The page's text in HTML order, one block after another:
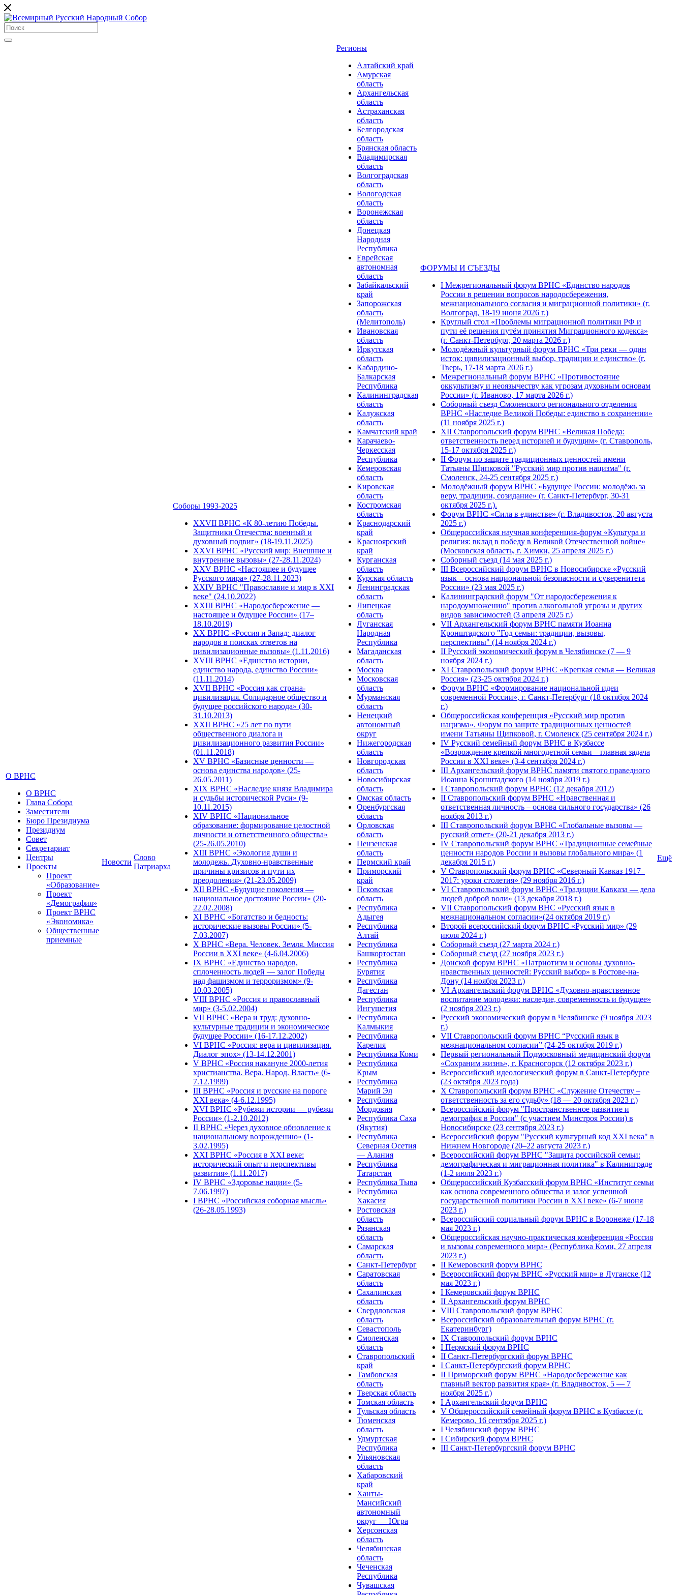
О ВРНС
О ВРНС
Глава Собора
Заместители
Бюро Президиума
Президиум
Совет
Секретариат
Центры
Проекты
Проект
«Образование»
Проект
«Демография»
Проект ВРНС
«Экономика»
Общественные
приемные
Новости
Слово
Патриарха
Соборы 1993-2025
ХХVII ВРНС «К 80-летию Победы.
Защитники Отечества: военный и
духовный подвиг» (18-19.11.2025)
XXVI ВРНС «Русский мир: Внешние и
внутренние вызовы» (27-28.11.2024)
XXV ВРНС «Настоящее и будущее
Русского мира» (27-28.11.2023)
XXIV ВРНС "Православие и мир в XXI
веке" (24.10.2022)
XXIII ВРНС «Народосбережение —
настоящее и будущее России» (17–
18.10.2019)
XX ВРНС «Россия и Запад: диалог
народов в поисках ответов на
цивилизационные вызовы» (1.11.2016)
XVIII ВРНС «Единство истории,
единство народа, единство России»
(11.11.2014)
XVII ВРНС «Россия как страна-
цивилизация. Солидарное общество и
будущее российского народа» (30-
31.10.2013)
XXII ВРНС «25 лет по пути
общественного диалога и
цивилизационного развития России»
(01.11.2018)
XV ВРНС «Базисные ценности —
основа единства народов» (25-
26.05.2011)
XIX ВРНС «Наследие князя Владимира
и судьбы исторической Руси» (9-
10.11.2015)
XIV ВРНС «Национальное
образование: формирование целостной
личности и ответственного общества»
(25-26.05.2010)
XIII ВРНС «Экология души и
молодежь. Духовно-нравственные
причины кризисов и пути их
преодоления» (21-23.05.2009)
XII ВРНС «Будущие поколения —
национальное достояние России» (20-
22.02.2008)
XI ВРНС «Богатство и бедность:
исторические вызовы России» (5-
7.03.2007)
X ВРНС «Вера. Человек. Земля. Миссия
России в XXI веке» (4-6.04.2006)
IX ВРНС «Единство народов,
сплоченность людей — залог Победы
над фашизмом и терроризмом» (9-
10.03.2005)
VIII ВРНС «Россия и православный
мир» (3-5.02.2004)
VII ВРНС «Вера и труд: духовно-
культурные традиции и экономическое
будущее России» (16-17.12.2002)
VI ВРНС «Россия: вера и цивилизация.
Диалог эпох» (13-14.12.2001)
V ВРНС «Россия накануне 2000-летия
христианства. Вера. Народ. Власть» (6-
7.12.1999)
III ВРНС «Россия и русские на пороге
XXI века» (4-6.12.1995)
XVI ВРНС «Рубежи истории — рубежи
России» (1-2.10.2012)
II ВРНС «Через духовное обновление к
национальному возрождению» (1-
3.02.1995)
XХI ВРНС «Россия в XXI веке:
исторический опыт и перспективы
развития» (1.11.2017)
IV ВРНС «Здоровье нации» (5-
7.06.1997)
I ВРНС «Российская соборная мысль»
(26-28.05.1993)
Регионы
Алтайский край
Амурская
область
Архангельская
область
Астраханская
область
Белгородская
область
Брянская область
Владимирская
область
Волгоградская
область
Вологодская
область
Воронежская
область
Донецкая
Народная
Республика
Еврейская
автономная
область
Забайкальский
край
Запорожская
область
(Мелитополь)
Ивановская
область
Иркутская
область
Кабардино-
Балкарская
Республика
Калининградская
область
Калужская
область
Камчатский край
Карачаево-
Черкесская
Республика
Кемеровская
область
Кировская
область
Костромская
область
Краснодарский
край
Красноярский
край
Курганская
область
Курская область
Ленинградская
область
Липецкая
область
Луганская
Народная
Республика
Магаданская
область
Москва
Московская
область
Мурманская
область
Ненецкий
автономный
округ
Нижегородская
область
Новгородская
область
Новосибирская
область
Омская область
Оренбургская
область
Орловская
область
Пензенская
область
Пермский край
Приморский
край
Псковская
область
Республика
Адыгея
Республика
Алтай
Республика
Башкортостан
Республика
Бурятия
Республика
Дагестан
Республика
Ингушетия
Республика
Калмыкия
Республика
Карелия
Республика Коми
Республика
Крым
Республика
Марий Эл
Республика
Мордовия
Республика Саха
(Якутия)
Республика
Северная Осетия
— Алания
Республика
Татарстан
Республика Тыва
Республика
Хакасия
Ростовская
область
Рязанская
область
Самарская
область
Санкт-Петербург
Саратовская
область
Сахалинская
область
Свердловская
область
Севастополь
Смоленская
область
Ставропольский
край
Тамбовская
область
Тверская область
Томская область
Тульская область
Тюменская
область
Удмуртская
Республика
Ульяновская
область
Хабаровский
край
Ханты-
Мансийский
автономный
округ — Югра
Херсонская
область
Челябинская
область
Чеченская
Республика
Чувашская
ФОРУМЫ И СЪЕЗДЫ
I Межрегиональный форум ВРНС «Единство народов
России в решении вопросов народосбережения,
межнационального согласия и миграционной политики» (г.
Волгоград, 18-19 июня 2026 г.)
Круглый стол «Проблемы миграционной политики РФ и
пути её решения путём принятия Миграционного кодекса»
(г. Санкт-Петербург, 20 марта 2026 г.)
Молодёжный культурный форум ВРНС «Три реки — один
исток: цивилизационный выбор, традиции и единство» (г.
Тверь, 17-18 марта 2026 г.)
Межрегиональный форум ВРНС «Противостояние
оккультизму и неоязычеству как угрозам духовным основам
России» (г. Иваново, 17 марта 2026 г.)
Соборный съезд Смоленского регионального отделения
ВРНС «Наследие Великой Победы: единство в сохранении»
(11 ноября 2025 г.)
XII Ставропольский форум ВРНС «Великая Победа:
ответственность перед историей и будущим» (г. Ставрополь,
15-17 октября 2025 г.)
II Форум по защите традиционных ценностей имени
Татьяны Щипковой "Русский мир против нацизма" (г.
Смоленск, 24-25 сентября 2025 г.)
Молодёжный форум ВРНС «Будущее России: молодёжь за
веру, традиции, созидание» (г. Санкт-Петербург, 30-31
октября 2025 г.).
Форум ВРНС «Сила в единстве» (г. Владивосток, 20 августа
2025 г.)
Общероссийская научная конференция-форум «Культура и
религия: вклад в победу в Великой Отечественной войне»
(Московская область, г. Химки, 25 апреля 2025 г.)
Соборный съезд (14 мая 2025 г.)
III Всероссийский форум ВРНС в Новосибирске «Русский
язык – основа национальной безопасности и суверенитета
России» (23 мая 2025 г.)
Калининградский форум "От народосбережения к
народоумножению" против алкогольной угрозы и других
видов зависимостей (3 апреля 2025 г.)
VII Архангельский форум ВРНС памяти Иоанна
Кронштадского "Год семьи: традиции, вызовы,
перспективы" (14 ноября 2024 г.)
II Русский экономический форум в Челябинске (7 — 9
ноября 2024 г.)
ХI Ставропольский форум ВРНС «Крепкая семья — Великая
Россия» (23-25 октября 2024 г.)
Форум ВРНС «Формирование национальной идеи
современной России», г. Санкт-Петербург (18 октября 2024
г.)
Общероссийская конференция «Русский мир против
нацизма». Форум по защите традиционных ценностей
имени Татьяны Щипковой, г. Смоленск (25 сентября 2024 г.)
IV Русский семейный форум ВРНС в Кузбассе
«Возрождение крепкой многодетной семьи – главная задача
России в XXI веке» (3-4 сентября 2024 г.)
III Архангельский форум ВРНС памяти святого праведного
Иоанна Кронштадского (14 ноября 2019 г.)
I Ставропольский форум ВРНС (12 декабря 2012)
II Ставропольский форум ВРНС «Нравственная и
ответственная личность – основа сильного государства» (26
ноября 2013 г.)
III Ставропольский форум ВРНС «Глобальные вызовы —
русский ответ» (20-21 декабря 2013 г.)
IV Ставропольский форум ВРНС «Традиционные семейные
ценности народов России и вызовы глобального мира» (1
декабря 2015 г.)
V Ставропольский форум ВРНС «Северный Кавказ 1917–
2017: уроки столетия» (29 ноября 2016 г.)
VI Ставропольский форум ВРНС «Традиции Кавказа — дела
людей доброй воли» (13 декабря 2018 г.)
VII Ставропольский форум ВHС «Русский язык в
межнациональном согласии»(24 октября 2019 г.)
Второй всероссийский форум ВРНС «Русский мир» (29
июля 2024 г.)
Соборный съезд (27 марта 2024 г.)
Соборный съезд (27 ноября 2023 г.)
Донской форум ВРНС «Патриотизм и основы духовно-
нравственных ценностей: Русский выбор» в Ростове-на-
Дону (14 ноября 2023 г.)
VI Архангельский форум ВРНС «Духовно-нравственное
воспитание молодежи: наследие, современность и будущее»
(2 ноября 2023 г.)
Русский экономический форум в Челябинске (9 ноября 2023
г.)
VII Ставропольский форум ВРНС “Русский язык в
межнациональном согласии” (24-25 октября 2019 г.)
Первый региональный Подмосковный медицинский форум
«Сохраним жизнь», г. Красногорск (12 октября 2023 г.)
Всероссийский идеологический форум в Санкт-Петербурге
(23 октября 2023 года)
X Ставропольский форум ВРНС «Служение Отечеству –
ответственность за его судьбу» (18 — 20 октября 2023 г.)
Всероссийский форум "Пространственное развитие и
демография в России" (с участием Минстроя России) в
Новосибирске (23 сентября 2023 г.)
Всероссийский форум "Русский культурный код XXI века" в
Нижнем Новгороде (20–22 августа 2023 г.)
Всероссийский форум ВРНС "Защита российской семьи:
демографическая и миграционная политика" в Калиниграде
(1-2 июля 2023 г.)
Общероссийский Кузбасский форум ВРНС «Институт семьи
как основа современного общества и залог успешной
государственной политики России в ХХI веке» (6-7 июня
2023 г.)
Всероссийский социальный форум ВРНС в Воронеже (17-18
мая 2023 г.)
Общероссийская научно-практическая конференция «Россия
и вызовы современного мира» (Республика Коми, 27 апреля
2023 г.)
II Кемеровский форум ВРНС
Всероссийский форум ВРНС «Русский мир» в Луганске (12
мая 2023 г.)
I Кемеровский форум ВРНС
II Архангельский форум ВРНС
VIII Ставропольский форум ВРНС
Всероссийский образовательный форум ВРНС (г.
Екатеринбург)
IX Ставропольский форум ВРНС
I Пермский форум ВРНС
II Санкт-Петербургский форум ВРНС
I Санкт-Петербургский форум ВРНС
II Приморский форум ВРНС «Народосбережение как
главный вектор развития края» (г. Владивосток, 5 — 7
ноября 2025 г.)
I Архангельский форум ВРНС
V Общероссийский семейный форум ВРНС в Кузбассе (г.
Кемерово, 16 сентября 2025 г.)
I Челябинский форум ВРНС
I Сибирский форум ВРНС
III Санкт-Петербургский форум ВРНС
Ещё